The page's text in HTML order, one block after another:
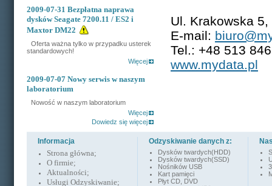
2009-07-31 Bezpłatna naprawa
dysków Seagate 7200.11 / ES2 i
Maxtor DM22
Oferta ważna tylko w przypadku usterek
standardowych!
Więcej
2009-07-07 Nowy serwis w naszym
laboratorium
Nowość w naszym laboratorium
Więcej
Dowiedz się więcej
Ul. Krakowska
E-mail:
Tel.: +48 513
www.mydata.pl
Informacja
Strona główna;
O firmie;
Aktualności;
Usługi Odzyskiwanie;
Odzyskiwanie danych z:
Dysków twardych(HDD)
Dysków twardych(SSD)
Nośników USB
Kart pamięci
Płyt CD, DVD